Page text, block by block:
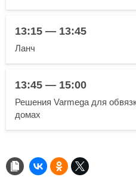
13:15 — 13:45
Ланч
13:45 — 15:00
Решения Varmega для
домах